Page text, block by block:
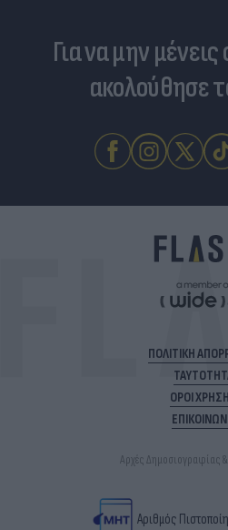
Για να μην
ακολούθησε
ΠΟΛΙΤΙΚΗ
ΟΡΟΙ
Αρχές Δημοσιογραφίας
Αριθμός